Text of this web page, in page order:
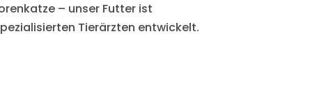
– unser Futter ist
Tierärzten entwickelt.